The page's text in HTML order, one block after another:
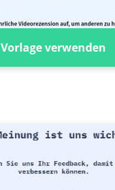
Vorlage verwenden